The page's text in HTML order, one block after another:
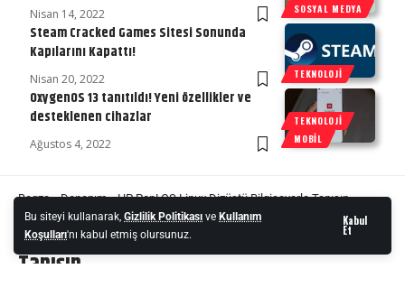
Bu siteyi kullanarak, Gizlilik Politikası ve Kullanım
Koşulları'nı kabul etmiş olursunuz.
Kabul
Et
SOSYAL MEDYA
Nisan 14, 2022
TEKNOLOJI
Steam Cracked Games Sitesi Sonunda
Kapılarını Kapattı!
Nisan 20, 2022
TEKNOLOJI
MOBIL
OxygenOS 13 tanıtıldı! Yeni özellikler ve
desteklenen cihazlar
Ağustos 4, 2022
Begza»Donanım»HP Pop! OS Linux Dizüstü Bilgisayarla Tanışın
HP Pop! OS Linux Dizüstü Bilgisayarla
Tanışın